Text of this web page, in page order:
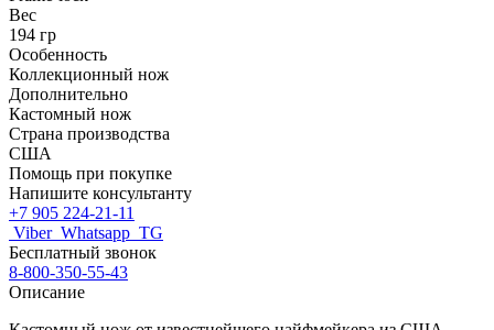
Вес
194 гр
Особенность
Коллекционный нож
Дополнительно
Кастомный нож
Страна производства
США
Помощь при покупке
Напишите консультанту
+7 905 224-21-11
Viber Whatsapp TG
Бесплатный звонок
8-800-350-55-43
Описание